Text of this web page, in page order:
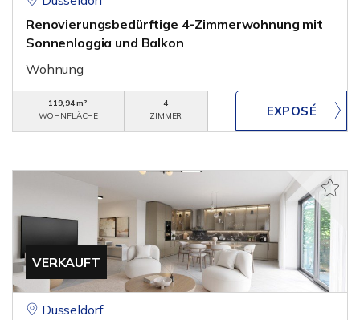
Renovierungsbedürftige 4-Zimmerwohnung mit
Sonnenloggia und Balkon
Wohnung
119,94 m²
WOHNFLÄCHE
4
ZIMMER
VERKAUFT
Düsseldorf